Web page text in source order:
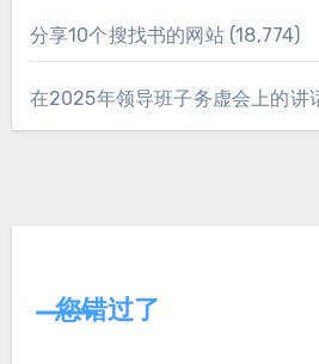
分享10个搜找书的网站 (18,774)
在2025年领导班子务虚会上的讲
您错过了